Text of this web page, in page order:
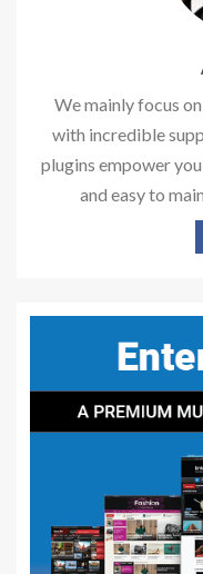
We mainly focus
with incredible
plugins empower
and easy to